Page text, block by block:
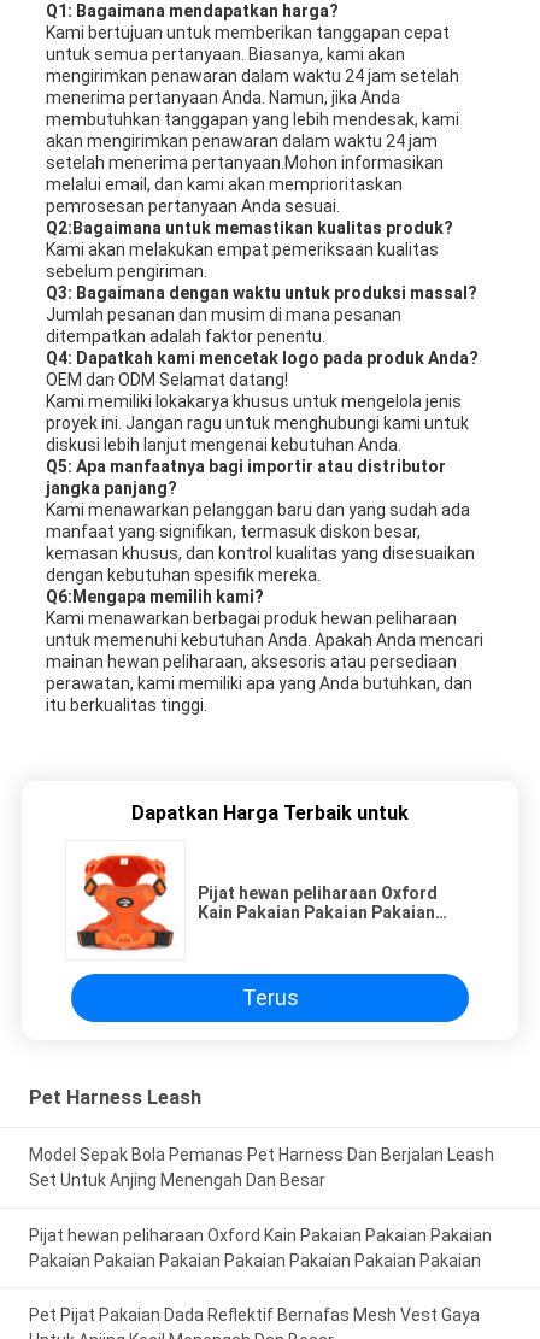
Q1: Bagaimana mendapatkan harga?
Kami bertujuan untuk memberikan tanggapan cepat
untuk semua pertanyaan. Biasanya, kami akan
mengirimkan penawaran dalam waktu 24 jam setelah
menerima pertanyaan Anda. Namun, jika Anda
membutuhkan tanggapan yang lebih mendesak, kami
akan mengirimkan penawaran dalam waktu 24 jam
setelah menerima pertanyaan.Mohon informasikan
melalui email, dan kami akan memprioritaskan
pemrosesan pertanyaan Anda sesuai.
Q2:Bagaimana untuk memastikan kualitas produk?
Kami akan melakukan empat pemeriksaan kualitas
sebelum pengiriman.
Q3: Bagaimana dengan waktu untuk produksi massal?
Jumlah pesanan dan musim di mana pesanan
ditempatkan adalah faktor penentu.
Q4: Dapatkah kami mencetak logo pada produk Anda?
OEM dan ODM Selamat datang!
Kami memiliki lokakarya khusus untuk mengelola jenis
proyek ini. Jangan ragu untuk menghubungi kami untuk
diskusi lebih lanjut mengenai kebutuhan Anda.
Q5: Apa manfaatnya bagi importir atau distributor
jangka panjang?
Kami menawarkan pelanggan baru dan yang sudah ada
manfaat yang signifikan, termasuk diskon besar,
kemasan khusus, dan kontrol kualitas yang disesuaikan
dengan kebutuhan spesifik mereka.
Q6:Mengapa memilih kami?
Kami menawarkan berbagai produk hewan peliharaan
untuk memenuhi kebutuhan Anda. Apakah Anda mencari
mainan hewan peliharaan, aksesoris atau persediaan
perawatan, kami memiliki apa yang Anda butuhkan, dan
itu berkualitas tinggi.
Dapatkan Harga Terbaik untuk
Pijat hewan peliharaan Oxford
Kain Pakaian Pakaian Pakaian
Terus
Pet Harness Leash
Model Sepak Bola Pemanas Pet Harness Dan Berjalan Leash
Set Untuk Anjing Menengah Dan Besar
Pijat hewan peliharaan Oxford Kain Pakaian Pakaian Pakaian
Pakaian Pakaian Pakaian Pakaian Pakaian Pakaian Pakaian
Pet Pijat Pakaian Dada Reflektif Bernafas Mesh Vest Gaya